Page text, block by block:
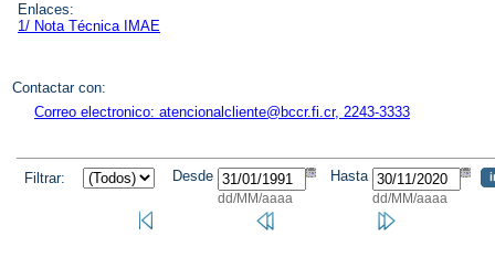
Enlaces:
1/ Nota Técnica IMAE
Contactar con:
Correo electronico: atencionalcliente@bccr.fi.cr, 2243-3333
Filtrar: Desde
dd/MM/aaaa
Hasta
dd/MM/aaaa